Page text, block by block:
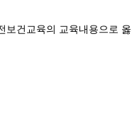
건교육의 교육내용으로